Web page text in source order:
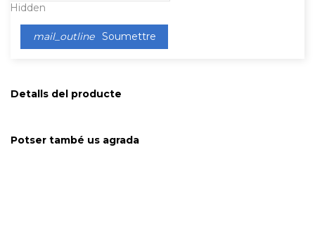
Hidden
mail_outline Soumettre
Detalls del producte
Potser també us agrada